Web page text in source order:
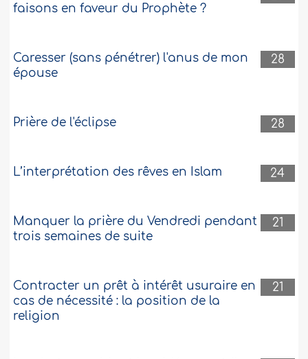
faisons en faveur du Prophète ?
28
Caresser (sans pénétrer) l'anus de mon
épouse
28
Prière de l'éclipse
24
L’interprétation des rêves en Islam
21
Manquer la prière du Vendredi pendant
trois semaines de suite
21
Contracter un prêt à intérêt usuraire en
cas de nécessité : la position de la
religion